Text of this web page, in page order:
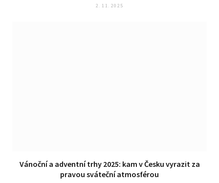
2. 11. 2025
Vánoční a adventní trhy 2025: kam v Česku vyrazit za
pravou sváteční atmosférou